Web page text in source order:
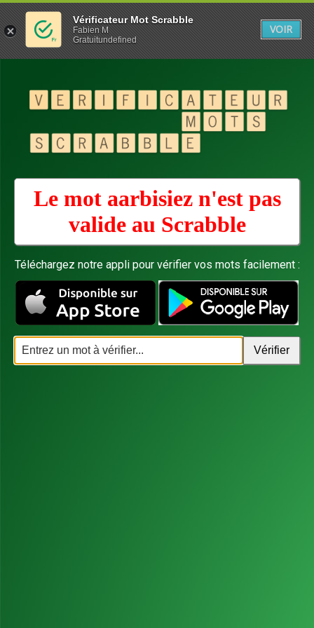
Le mot aarbisiez n'est pas
valide au Scrabble
Téléchargez notre appli pour vérifier vos mots facilement :
Vérificateur Mot Scrabble
Fabien M
Gratuitundefined
VOIR